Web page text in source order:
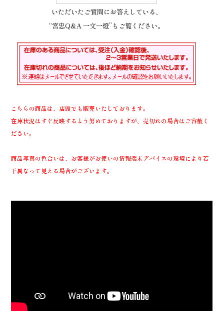
いただいたご質問にお答えしている、
“宮忠Q&A 一文一燈”もご覧ください。
こちらの商品は、店頭でも販売いたしております。
在庫状況はすぐ反映するよう努めておりますが、売切れの場合はご容赦く
ださい。
商品写真の色合いは、お客様がお使いの情報端末デバイスの環境により若
干異なって見える場合がございます。